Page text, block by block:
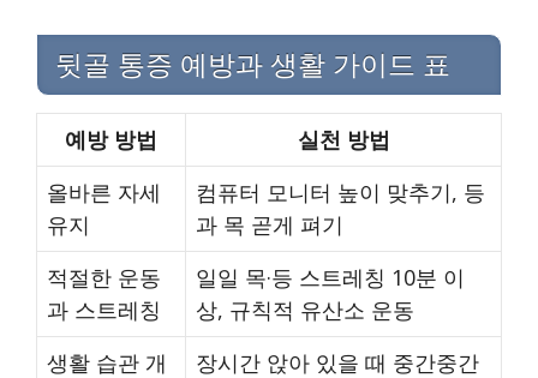
뒷골 통증 예방과 생활 가이드 표
예방 방법
실천 방법
올바른 자세
유지
컴퓨터 모니터 높이 맞추기, 등
과 목 곧게 펴기
적절한 운동
과 스트레칭
일일 목·등 스트레칭 10분 이
상, 규칙적 유산소 운동
생활 습관 개
장시간 앉아 있을 때 중간중간